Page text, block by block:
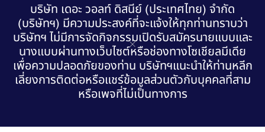
บริษัท เดอะ วอลท์ ดิสนีย์ (ประเทศไทย) จำกัด
(บริษัทฯ) มีความประสงค์ที่จะแจ้งให้ทุกท่านทราบว่า
บริษัทฯ ไม่มีการจัดกิจกรรมเปิดรับสมัครนายแบบและ
นางแบบผ่านทางเว็บไซต์หรือช่องทางโซเชียลมีเดีย
เพื่อความปลอดภัยของท่าน บริษัทฯแนะนำให้ท่านหลีก
เลี่ยงการติดต่อหรือแชร์ข้อมูลส่วนตัวกับบุคคลที่สาม
หรือเพจที่ไม่เป็นทางการ